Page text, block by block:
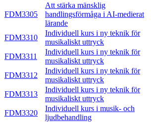
FDM3305
Att stärka mänsklig
handlingsförmåga i AI-medierat
lärande
FDM3310
Individuell kurs i ny teknik för
musikaliskt uttryck
FDM3311
Individuell kurs i ny teknik för
musikaliskt uttryck
FDM3312
Individuell kurs i ny teknik för
musikaliskt uttryck
FDM3313
Individuell kurs i ny teknik för
musikaliskt uttryck
FDM3320
Individuell kurs i musik- och
ljudbehandling